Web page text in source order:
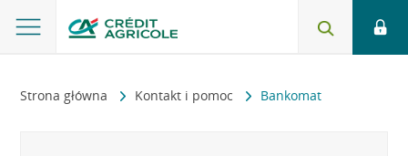
Strona główna Kontakt i pomoc Bankomat